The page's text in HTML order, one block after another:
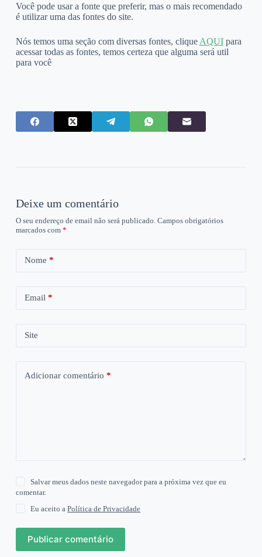
Você pode usar a fonte que preferir, mas o mais recomendado
é utilizar uma das fontes do site.
Nós temos uma seção com diversas fontes, clique AQUIpara
acessar todas as fontes, temos certeza que alguma será util
para você
Deixe um comentário
O seu endereço de email não será publicado. Campos obrigatórios
marcados com *
Nome *
Email*
Site
Adicionar comentário *
Salvar meus dados neste navegador para a próxima vez que eu
comentar.
Eu aceito aPolítica de Privacidade
Publicar comentário